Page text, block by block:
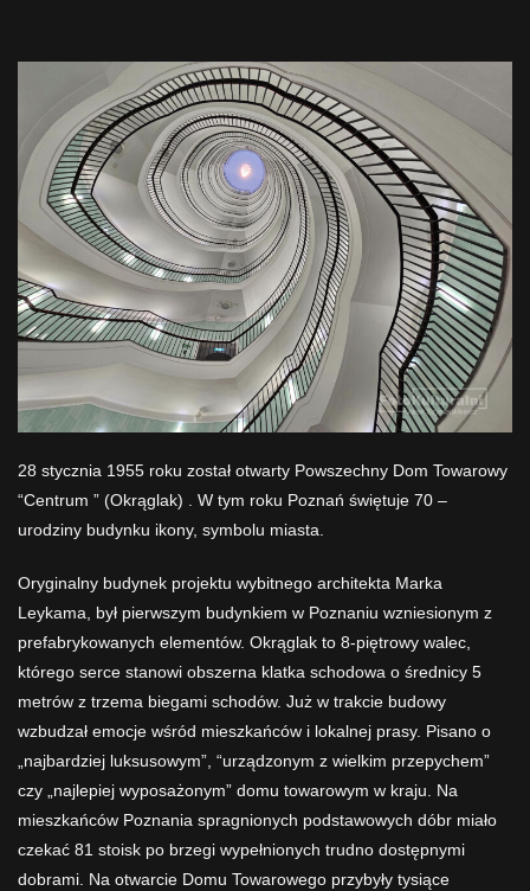
28 stycznia 1955 roku został otwarty Powszechny Dom Towarowy
“Centrum ” (Okrąglak) . W tym roku Poznań świętuje 70 –
urodziny budynku ikony, symbolu miasta.
Oryginalny budynek projektu wybitnego architekta Marka
Leykama, był pierwszym budynkiem w Poznaniu wzniesionym z
prefabrykowanych elementów. Okrąglak to 8-piętrowy walec,
którego serce stanowi obszerna klatka schodowa o średnicy 5
metrów z trzema biegami schodów. Już w trakcie budowy
wzbudzał emocje wśród mieszkańców i lokalnej prasy. Pisano o
„najbardziej luksusowym”, “urządzonym z wielkim przepychem”
czy „najlepiej wyposażonym” domu towarowym w kraju. Na
mieszkańców Poznania spragnionych podstawowych dóbr miało
czekać 81 stoisk po brzegi wypełnionych trudno dostępnymi
dobrami. Na otwarcie Domu Towarowego przybyły tysiące